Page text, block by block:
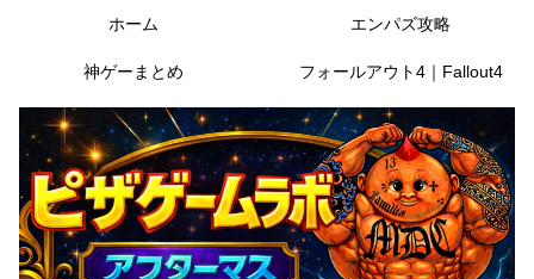
ホーム エンパズ攻略
神ゲーまとめ フォールアウト4｜Fallout4